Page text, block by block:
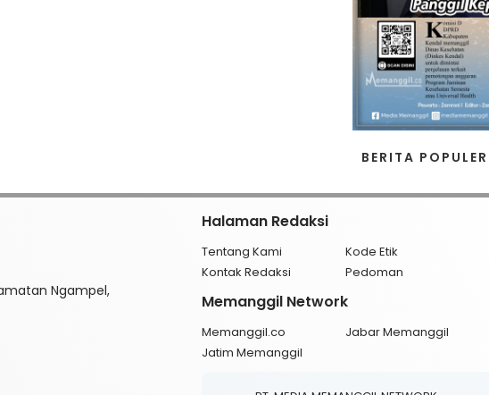
BERITA POPULER
Ngampel,
Halaman Redaksi
Tentang Kami Kode Etik
Kontak Redaksi
Pedoman
Memanggil Network
Memanggil.co Jabar Memanggil
Jatim Memanggil